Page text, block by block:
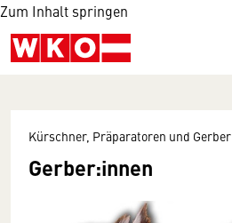
Zum Inhalt springen
Kürschner, Präparatoren und Gerber
Gerber:innen